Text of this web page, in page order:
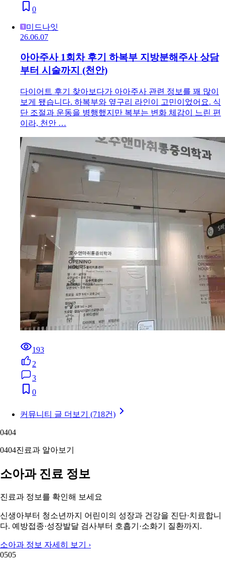
0
미드나잇
26.06.07
아아주사 1회차 후기 하복부 지방분해주사 상담
부터 시술까지 (천안)
다이어트 후기 찾아보다가 아아주사 관련 정보를 꽤 많이
보게 됐습니다. 하복부와 옆구리 라인이 고민이었어요. 식
단 조절과 운동을 병행했지만 복부는 변화 체감이 느린 편
이라, 천안 …
193
2
3
0
커뮤니티 글 더보기 (718건)
0404
0404진료과 알아보기
소아과 진료 정보
진료과 정보를 확인해 보세요
신생아부터 청소년까지 어린이의 성장과 건강을 진단·치료합니
다. 예방접종·성장발달 검사부터 호흡기·소화기 질환까지.
소아과 정보 자세히 보기 ›
0505